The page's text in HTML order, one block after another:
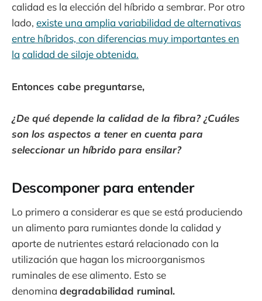
calidad es la elección del híbrido a sembrar. Por otro
lado, existe una amplia variabilidad de alternativas
entre híbridos, con diferencias muy importantes en
la calidad de silaje obtenida.
Entonces cabe preguntarse,
¿De qué depende la calidad de la fibra? ¿Cuáles
son los aspectos a tener en cuenta para
seleccionar un híbrido para ensilar?
Descomponer para entender
Lo primero a considerar es que se está produciendo
un alimento para rumiantes donde la calidad y
aporte de nutrientes estará relacionado con la
utilización que hagan los microorganismos
ruminales de ese alimento. Esto se
denomina degradabilidad ruminal.